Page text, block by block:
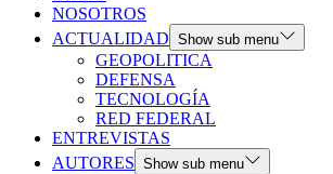
NOSOTROS
ACTUALIDAD Show sub menu
GEOPOLITICA
DEFENSA
TECNOLOGÍA
RED FEDERAL
ENTREVISTAS
AUTORES Show sub menu